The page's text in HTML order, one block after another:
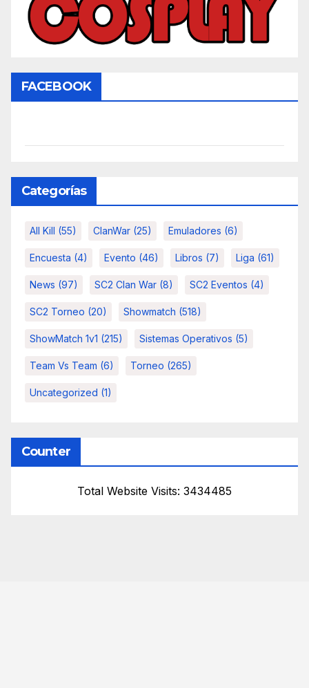
FACEBOOK
Categorías
All Kill (55) ClanWar (25) Emuladores (6)
Encuesta (4) Evento (46) Libros (7) Liga (61)
News (97) SC2 Clan War (8) SC2 Eventos (4)
SC2 Torneo (20) Showmatch (518)
ShowMatch 1v1 (215) Sistemas Operativos (5)
Team Vs Team (6) Torneo (265)
Uncategorized (1)
Counter
Total Website Visits: 3434485